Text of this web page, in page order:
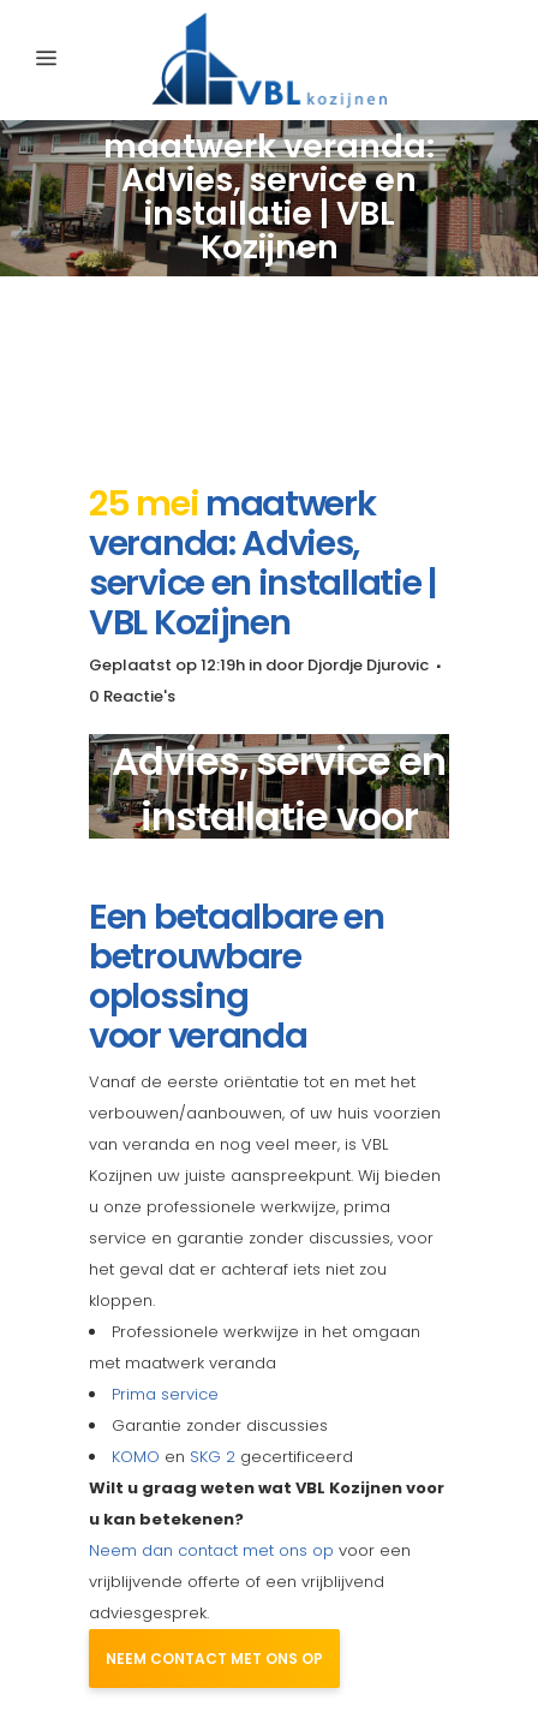
maatwerk veranda:
Advies, service en
installatie | VBL
Kozijnen
25 mei maatwerk
veranda: Advies,
service en installatie |
VBL Kozijnen
Geplaatst op 12:19h in door Djordje Djurovic
0 Reactie's
Advies, service en
installatie voor
Een betaalbare en
betrouwbare
oplossing
voor veranda
Vanaf de eerste oriëntatie tot en met het
verbouwen/aanbouwen, of uw huis voorzien
van veranda en nog veel meer, is VBL
Kozijnen uw juiste aanspreekpunt. Wij bieden
u onze professionele werkwijze, prima
service en garantie zonder discussies, voor
het geval dat er achteraf iets niet zou
kloppen.
Professionele werkwijze in het omgaan
met maatwerk veranda
Prima service
Garantie zonder discussies
KOMO en SKG 2 gecertificeerd
Wilt u graag weten wat VBL Kozijnen voor
u kan betekenen?
Neem dan contact met ons op voor een
vrijblijvende offerte of een vrijblijvend
adviesgesprek.
NEEM CONTACT MET ONS OP